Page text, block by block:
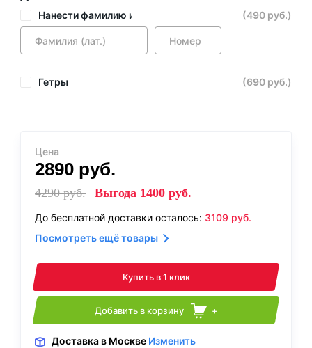
Нанести фамилию и номер (490 руб.)
Гетры (690 руб.)
Цена
2890 руб.
4290руб. Выгода 1400 руб.
До бесплатной доставки осталось: 3109 руб.
Посмотреть ещё товары
Купить в 1 клик
Добавить в корзину +
Доставка в Москве Изменить